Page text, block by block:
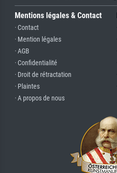
Mentions légales & Contact
· Contact
· Mention légales
· AGB
· Confidentialité
· Droit de rétractation
· Plaintes
· A propos de nous